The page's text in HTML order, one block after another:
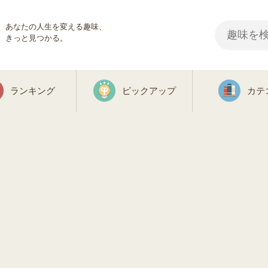
あなたの人生を変える趣味、
きっと見つかる。
ランキング ピックアップ カテ